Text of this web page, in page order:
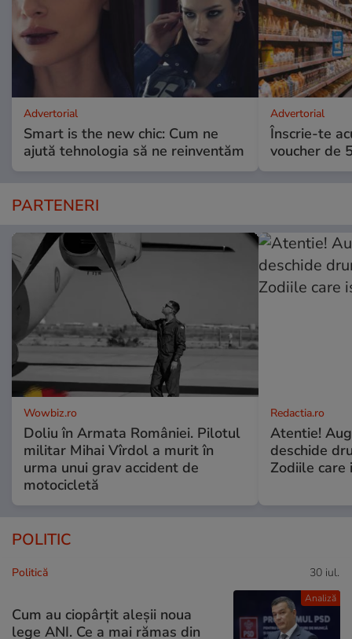
Advertorial
Smart is the new chic: Cum ne
ajută tehnologia să ne reinventăm
Advertorial
Înscrie-te
voucher de
PARTENERI
Wowbiz.ro
Doliu în Armata României. Pilotul
militar Mihai Vîrdol a murit în
urma unui grav accident de
motocicletă
Redactia.ro
Atentie!
deschide
Zodiile care
POLITIC
Analiză
Politică 30 iul.
Cum au ciopârțit aleșii noua
lege ANI. Ce a mai rămas din